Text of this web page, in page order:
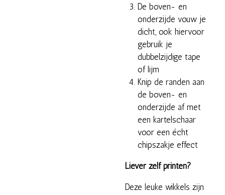
De boven- en
onderzijde vouw je
dicht, ook hiervoor
gebruik je
dubbelzijdige tape
of lijm
Knip de randen aan
de boven- en
onderzijde af met
een kartelschaar
voor een écht
chipszakje effect
Liever zelf printen?
Deze leuke wikkels zijn